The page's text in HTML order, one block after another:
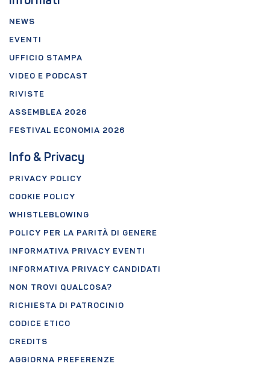
NEWS
EVENTI
UFFICIO STAMPA
VIDEO E PODCAST
RIVISTE
ASSEMBLEA 2026
FESTIVAL ECONOMIA 2026
Info & Privacy
PRIVACY POLICY
COOKIE POLICY
WHISTLEBLOWING
POLICY PER LA PARITÀ DI GENERE
INFORMATIVA PRIVACY EVENTI
INFORMATIVA PRIVACY CANDIDATI
NON TROVI QUALCOSA?
RICHIESTA DI PATROCINIO
CODICE ETICO
CREDITS
AGGIORNA PREFERENZE